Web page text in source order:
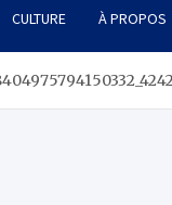
CULTURE À PROPOS